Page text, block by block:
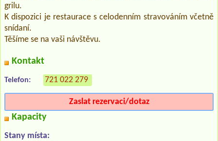
grilu.
K dispozici je restaurace s celodenním stravováním včetně
snídaní.
Těšíme se na vaši návštěvu.
Kontakt
Telefon: 721 022 279
Zaslat rezervaci/dotaz
Kapacity
Stany místa: